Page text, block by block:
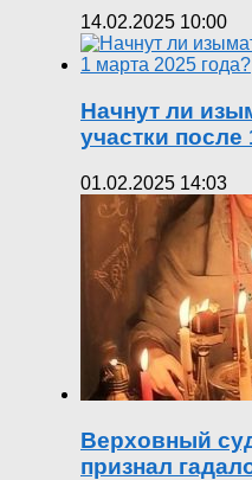
14.02.2025 10:00
Начнут ли
участки после
01.02.2025 14:03
Верховный
признал